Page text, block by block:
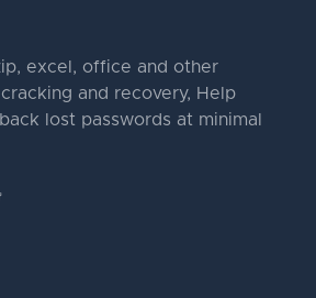
excel, office and other
and recovery, Help
lost passwords at minimal